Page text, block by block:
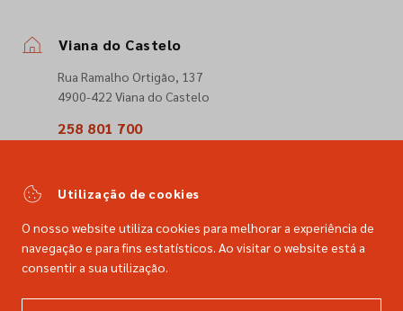
Viana do Castelo
Rua Ramalho Ortigão, 137
4900-422 Viana do Castelo
258 801 700
comercial@dimacer.com
Utilização de cookies
O nosso website utiliza cookies para melhorar a experiência de
navegação e para fins estatísticos. Ao visitar o website está a
consentir a sua utilização.